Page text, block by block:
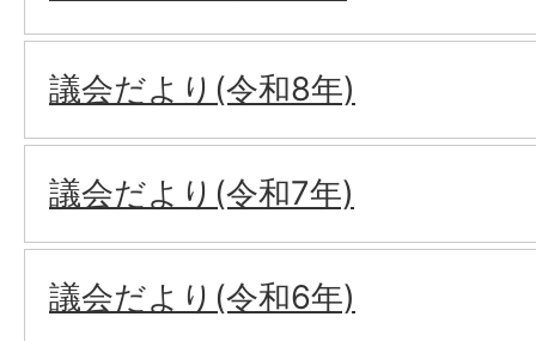
議会だより(令和8年)
議会だより(令和7年)
議会だより(令和6年)